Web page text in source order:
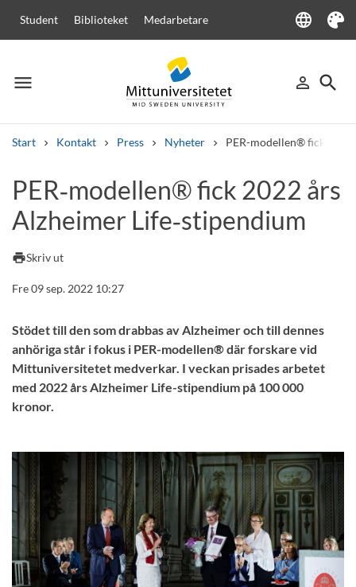
Student Biblioteket Medarbetare language
Language
Tema
menu
Meny person_outline
Logga in
search
Sök
Start Kontakt Press Nyheter PER-modellen® fick
Andra söktjänster
Kurser och program Kursplaner Välkomstbrev Personal
PER‑modellen® fick 2022 års
Alzheimer Life‑stipendium
printSkriv ut
Fre 09 sep. 2022 10:27
Stödet till den som drabbas av Alzheimer och till dennes
anhöriga står i fokus i PER-modellen® där forskare vid
Mittuniversitetet medverkar. I veckan prisades arbetet
med 2022 års Alzheimer Life-stipendium på 100 000
kronor.